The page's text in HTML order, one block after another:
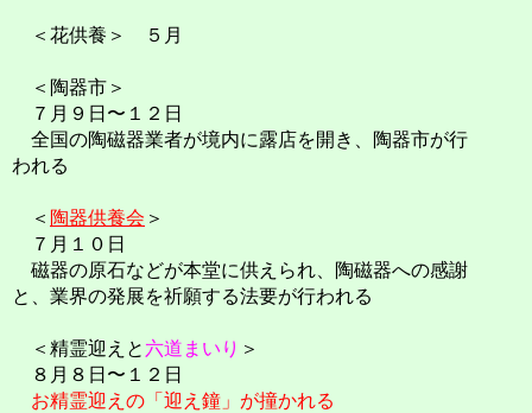
＜花供養＞ ５月
＜陶器市＞
７月９日〜１２日
全国の陶磁器業者が境内に露店を開き、陶器市が行
われる
＜ 陶器供養会 ＞
７月１０日
磁器の原石などが本堂に供えられ、陶磁器への感謝
と、業界の発展を祈願する法要が行われる
＜精霊迎えと 六道まいり ＞
８月８日〜１２日
お精霊迎えの「迎え鐘」が撞かれる